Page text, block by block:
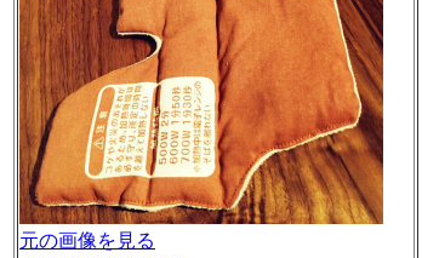
元の画像を見る